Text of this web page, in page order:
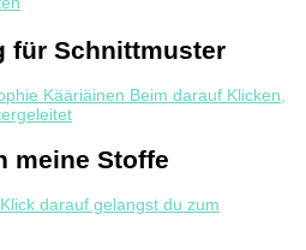
für Schnittmuster
meine Stoffe